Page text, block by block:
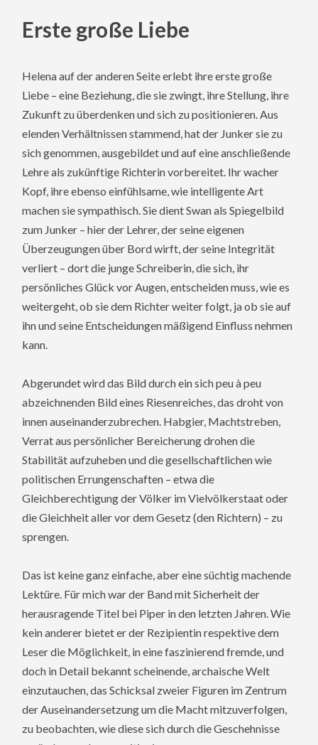
Erste große Liebe
Helena auf der anderen Seite erlebt ihre erste große
Liebe – eine Beziehung, die sie zwingt, ihre Stellung, ihre
Zukunft zu überdenken und sich zu positionieren. Aus
elenden Verhältnissen stammend, hat der Junker sie zu
sich genommen, ausgebildet und auf eine anschließende
Lehre als zukünftige Richterin vorbereitet. Ihr wacher
Kopf, ihre ebenso einfühlsame, wie intelligente Art
machen sie sympathisch. Sie dient Swan als Spiegelbild
zum Junker – hier der Lehrer, der seine eigenen
Überzeugungen über Bord wirft, der seine Integrität
verliert – dort die junge Schreiberin, die sich, ihr
persönliches Glück vor Augen, entscheiden muss, wie es
weitergeht, ob sie dem Richter weiter folgt, ja ob sie auf
ihn und seine Entscheidungen mäßigend Einfluss nehmen
kann.
Abgerundet wird das Bild durch ein sich peu à peu
abzeichnenden Bild eines Riesenreiches, das droht von
innen auseinanderzubrechen. Habgier, Machtstreben,
Verrat aus persönlicher Bereicherung drohen die
Stabilität aufzuheben und die gesellschaftlichen wie
politischen Errungenschaften – etwa die
Gleichberechtigung der Völker im Vielvölkerstaat oder
die Gleichheit aller vor dem Gesetz (den Richtern) – zu
sprengen.
Das ist keine ganz einfache, aber eine süchtig machende
Lektüre. Für mich war der Band mit Sicherheit der
herausragende Titel bei Piper in den letzten Jahren. Wie
kein anderer bietet er der Rezipientin respektive dem
Leser die Möglichkeit, in eine faszinierend fremde, und
doch in Detail bekannt scheinende, archaische Welt
einzutauchen, das Schicksal zweier Figuren im Zentrum
der Auseinandersetzung um die Macht mitzuverfolgen,
zu beobachten, wie diese sich durch die Geschehnisse